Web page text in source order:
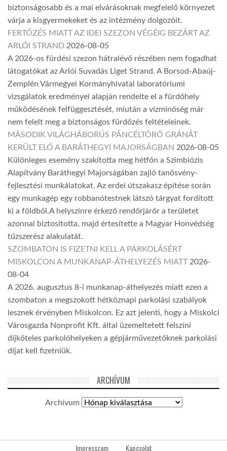
biztonságosabb és a mai elvárásoknak megfelelő környezet
várja a kisgyermekeket és az intézmény dolgozóit.
FERTŐZÉS MIATT AZ IDEI SZEZON VÉGÉIG BEZÁRT AZ
ARLÓI STRAND 2026-08-05
A 2026-os fürdési szezon hátralévő részében nem fogadhat
látogatókat az Arlói Suvadás Liget Strand. A Borsod-Abaúj-
Zemplén Vármegyei Kormányhivatal laboratóriumi
vizsgálatok eredményei alapján rendelte el a fürdőhely
működésének felfüggesztését, miután a vízminőség már
nem felelt meg a biztonságos fürdőzés feltételeinek.
MÁSODIK VILÁGHÁBORÚS PÁNCÉLTÖRŐ GRÁNÁT
KERÜLT ELŐ A BARÁTHEGYI MAJORSÁGBAN 2026-08-05
Különleges esemény szakította meg hétfőn a Szimbiózis
Alapítvány Baráthegyi Majorságában zajló tanösvény-
fejlesztési munkálatokat. Az erdei útszakasz építése során
egy munkagép egy robbanótestnek látszó tárgyat fordított
ki a földből.A helyszínre érkező rendőrjárőr a területet
azonnal biztosította, majd értesítette a Magyar Honvédség
tűzszerész alakulatát.
SZOMBATON IS FIZETNI KELL A PARKOLÁSÉRT
MISKOLCON A MUNKANAP-ÁTHELYEZÉS MIATT 2026-
08-04
A 2026. augusztus 8-i munkanap-áthelyezés miatt ezen a
szombaton a megszokott hétköznapi parkolási szabályok
lesznek érvényben Miskolcon. Ez azt jelenti, hogy a Miskolci
Városgazda Nonprofit Kft. által üzemeltetett felszíni
díjköteles parkolóhelyeken a gépjárművezetőknek parkolási
díjat kell fizetniük.
ARCHÍVUM
Archívum
Impresszum Kapcsolat